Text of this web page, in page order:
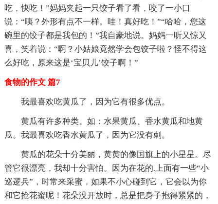
吃，快吃！”妈妈夹起一只饺子看了看，咬了一小口
说：“咦？外形有点不一样。哇！真好吃！”“哈哈，您这
碗里的饺子都是我包的！”我自豪地说。妈妈一听又惊又
喜，笑着说：“啊？小姑娘竟然学会包饺子啦？怪不得这
么好吃，原来这是‘宝贝儿’饺子啊！”
食物的作文 篇7
我最喜欢吃黄瓜了，因为它有很多优点。
黄瓜有许多种类。如：水果黄瓜、香水黄瓜和地黄
瓜。我最喜欢吃香水黄瓜了，因为它没有刺。
黄瓜的花朵十分美丽，黄黄的像国旗上的小星星。尽
管它很漂亮，我却十分害怕。因为在花的.上面有一些“小
巡逻兵”，时常来采蜜，如果不小心碰到它，它会以为你
和它抢花蜜呢！花朵没开放时，总是把身子抱得紧紧的，